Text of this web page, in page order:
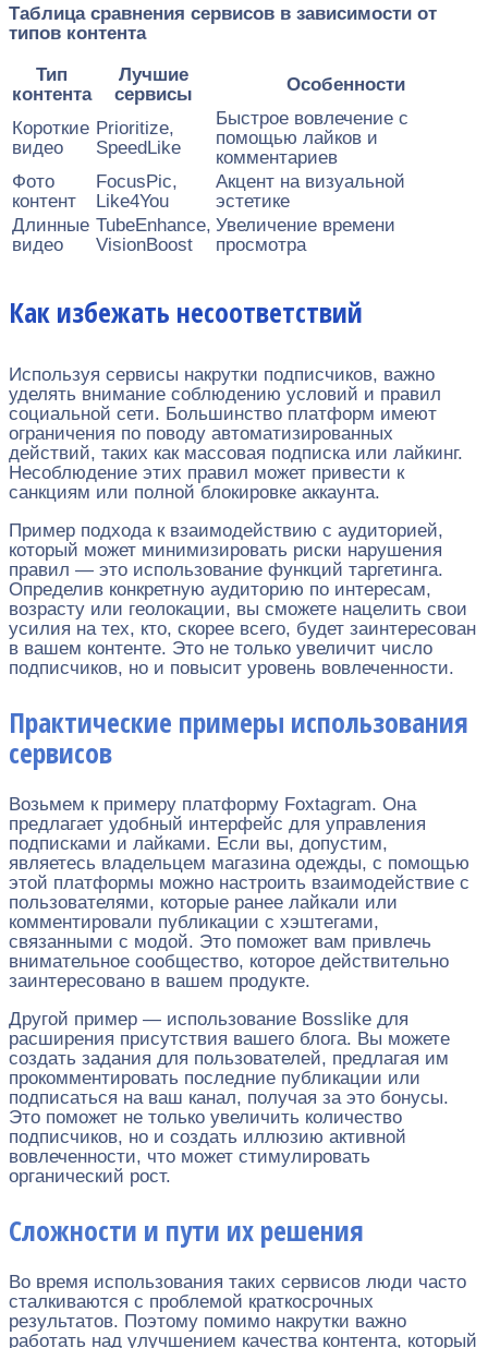
Таблица сравнения сервисов в зависимости от
типов контента
Тип
контента
Лучшие
сервисы
Особенности
Короткие
видео
Prioritize,
SpeedLike
Быстрое вовлечение с
помощью лайков и
комментариев
Фото
контент
FocusPic,
Like4You
Акцент на визуальной
эстетике
Длинные
видео
TubeEnhance,
VisionBoost
Увеличение времени
просмотра
Как избежать несоответствий
Используя сервисы накрутки подписчиков, важно
уделять внимание соблюдению условий и правил
социальной сети. Большинство платформ имеют
ограничения по поводу автоматизированных
действий, таких как массовая подписка или лайкинг.
Несоблюдение этих правил может привести к
санкциям или полной блокировке аккаунта.
Пример подхода к взаимодействию с аудиторией,
который может минимизировать риски нарушения
правил — это использование функций таргетинга.
Определив конкретную аудиторию по интересам,
возрасту или геолокации, вы сможете нацелить свои
усилия на тех, кто, скорее всего, будет заинтересован
в вашем контенте. Это не только увеличит число
подписчиков, но и повысит уровень вовлеченности.
Практические примеры использования
сервисов
Возьмем к примеру платформу Foxtagram. Она
предлагает удобный интерфейс для управления
подписками и лайками. Если вы, допустим,
являетесь владельцем магазина одежды, с помощью
этой платформы можно настроить взаимодействие с
пользователями, которые ранее лайкали или
комментировали публикации с хэштегами,
связанными с модой. Это поможет вам привлечь
внимательное сообщество, которое действительно
заинтересовано в вашем продукте.
Другой пример — использование Bosslike для
расширения присутствия вашего блога. Вы можете
создать задания для пользователей, предлагая им
прокомментировать последние публикации или
подписаться на ваш канал, получая за это бонусы.
Это поможет не только увеличить количество
подписчиков, но и создать иллюзию активной
вовлеченности, что может стимулировать
органический рост.
Сложности и пути их решения
Во время использования таких сервисов люди часто
сталкиваются с проблемой краткосрочных
результатов. Поэтому помимо накрутки важно
работать над улучшением качества контента, который